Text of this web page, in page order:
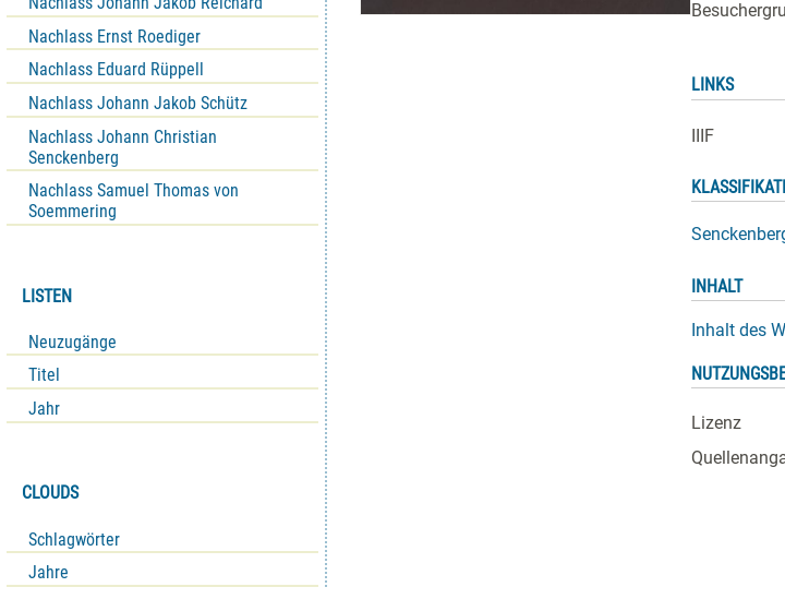
Nachlass Ernst Roediger
Nachlass Eduard Rüppell
Nachlass Johann Jakob Schütz
Nachlass Johann Christian
Senckenberg
Nachlass Samuel Thomas von
Soemmering
LISTEN
Neuzugänge
Titel
Jahr
CLOUDS
Schlagwörter
Jahre
LINKS
IIIF
INHALT
Inhalt des
Lizenz